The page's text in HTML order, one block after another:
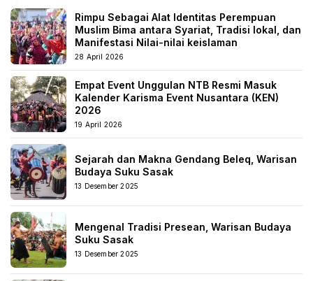
Rimpu Sebagai Alat Identitas Perempuan
Muslim Bima antara Syariat, Tradisi lokal, dan
Manifestasi Nilai-nilai keislaman
28 April 2026
Empat Event Unggulan NTB Resmi Masuk
Kalender Karisma Event Nusantara (KEN)
2026
19 April 2026
Sejarah dan Makna Gendang Beleq, Warisan
Budaya Suku Sasak
13 Desember 2025
Mengenal Tradisi Presean, Warisan Budaya
Suku Sasak
13 Desember 2025